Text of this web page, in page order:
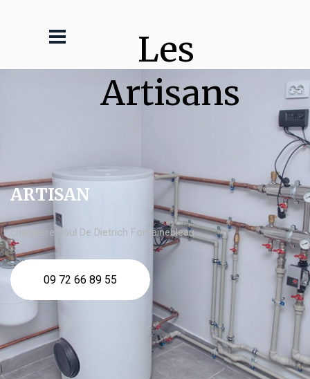
Les
Artisans
ARTISAN
chaudière fioul De Dietrich Fontainebleau
09 72 66 89 55